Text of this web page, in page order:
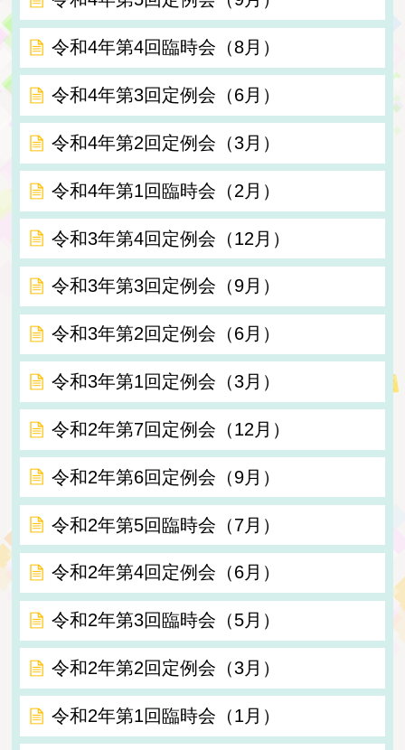
令和4年第4回臨時会（8月）
令和4年第3回定例会（6月）
令和4年第2回定例会（3月）
令和4年第1回臨時会（2月）
令和3年第4回定例会（12月）
令和3年第3回定例会（9月）
令和3年第2回定例会（6月）
令和3年第1回定例会（3月）
令和2年第7回定例会（12月）
令和2年第6回定例会（9月）
令和2年第5回臨時会（7月）
令和2年第4回定例会（6月）
令和2年第3回臨時会（5月）
令和2年第2回定例会（3月）
令和2年第1回臨時会（1月）